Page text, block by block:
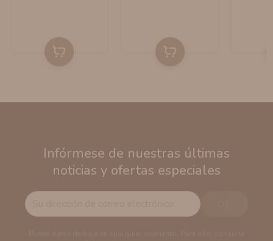
Infórmese de nuestras últimas
noticias y ofertas especiales